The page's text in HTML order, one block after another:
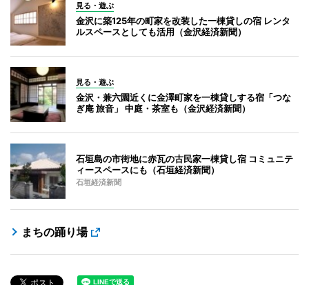
見る・遊ぶ
金沢に築125年の町家を改装した一棟貸しの宿 レンタ
ルスペースとしても活用（金沢経済新聞）
見る・遊ぶ
金沢・兼六園近くに金澤町家を一棟貸しする宿「つな
ぎ庵 旅音」 中庭・茶室も（金沢経済新聞）
石垣島の市街地に赤瓦の古民家一棟貸し宿 コミュニテ
ィースペースにも（石垣経済新聞）
石垣経済新聞
まちの踊り場